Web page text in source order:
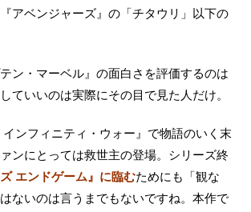
アベンジャーズ』の「チタウリ」以下の
ン・マーベル』の面白さを評価するのは
ていいのは実際にその目で見た人だけ。
インフィニティ・ウォー』で物語のいく末
ンにとっては救世主の登場。シリーズ終
ズ エンドゲーム』に臨むためにも「観な
ないのは言うまでもないですね。本作で